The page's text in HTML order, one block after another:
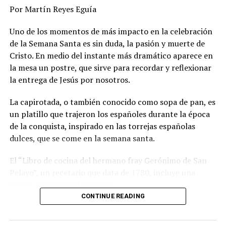
claramente neoclásico.
La Catedral presenta una planta de cruz latina con nave
central y capillas laterales, cubierta por bóvedas de
arista y una cúpula octagonal. Su aspecto interior es
sobrio y armónico, resultado de la combinación de
elementos barrocos y neoclásicos incorporados a lo
madera que resguardan el templo datan del último
cuarto del siglo XIX.
La portada principal, concluida hacia finales del siglo
barroco popular del noreste mexicano. Fue realizada por
tallada en piedra.
Arte, tradición y símbolos de fe
Por Martín Reyes Eguía
Uno de los momentos de más impacto en la celebración
de la Semana Santa es sin duda, la pasión y muerte de
Cristo. En medio del instante más dramático aparece en
la mesa un postre, que sirve para recordar y reflexionar
la entrega de Jesús por nosotros.
La capirotada, o también conocido como sopa de pan, es
un platillo que trajeron los españoles durante la época
de la conquista, inspirado en las torrejas españolas
dulces, que se come en la semana santa.
El “Libro de cocina del hermano fray Gerónimo de San
La receta de la capirotada consiste en pan tostado o
añejado, el cual se corta en rebanadas que son bañadas
CONTINUE READING